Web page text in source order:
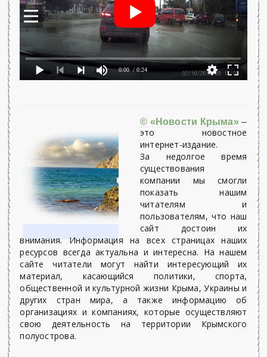
0:00 / 0:24
© «Новости Крыма»–
это новостное
интернет-издание.
За недолгое время
существования
компании мы смогли
показать нашим
читателям и
пользователям, что наш
сайт достоин их
внимания. Информация на всех страницах наших
ресурсов всегда актуальна и интересна. На нашем
сайте читатели могут найти интересующий их
материал, касающийся политики, спорта,
общественной и культурной жизни Крыма, Украины и
других стран мира, а также информацию об
организациях и компаниях, которые осуществляют
свою деятельность на территории Крымского
полуострова.